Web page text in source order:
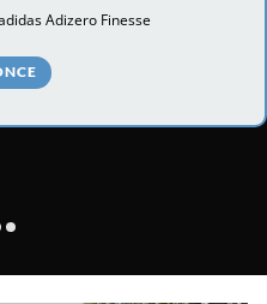
Adizero Finesse